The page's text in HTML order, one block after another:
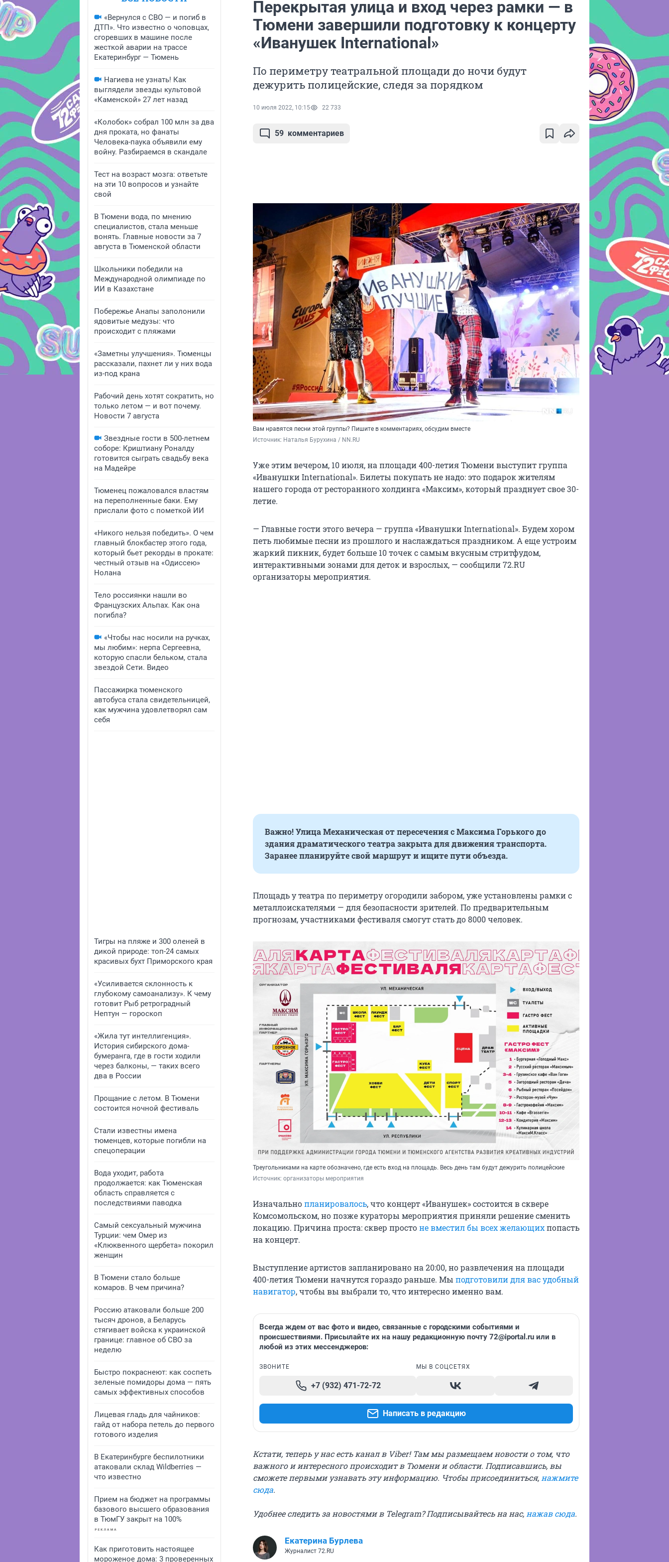
«Вернулся с СВО — и погиб в
ДТП». Что известно о чоповцах,
сгоревших в машине после
жесткой аварии на трассе
Екатеринбург — Тюмень
Нагиева не узнать! Как
выглядели звезды культовой
«Каменской» 27 лет назад
«Колобок» собрал 100 млн за два
дня проката, но фанаты
Человека-паука объявили ему
войну. Разбираемся в скандале
Тест на возраст мозга: ответьте
на эти 10 вопросов и узнайте
свой
В Тюмени вода, по мнению
специалистов, стала меньше
вонять. Главные новости за 7
августа в Тюменской области
Школьники победили на
Международной олимпиаде по
ИИ в Казахстане
Побережье Анапы заполонили
ядовитые медузы: что
происходит с пляжами
«Заметны улучшения». Тюменцы
рассказали, пахнет ли у них вода
из-под крана
Рабочий день хотят сократить, но
только летом — и вот почему.
Новости 7 августа
Звездные гости в 500-летнем
соборе: Криштиану Роналду
готовится сыграть свадьбу века
на Мадейре
Тюменец пожаловался властям
на переполненные баки. Ему
прислали фото с пометкой ИИ
«Никого нельзя победить». О чем
главный блокбастер этого года,
который бьет рекорды в прокате:
честный отзыв на «Одиссею»
Нолана
Тело россиянки нашли во
Французских Альпах. Как она
погибла?
«Чтобы нас носили на ручках,
мы любим»: нерпа Сергеевна,
которую спасли бельком, стала
звездой Сети. Видео
Пассажирка тюменского
автобуса стала свидетельницей,
как мужчина удовлетворял сам
себя
Тигры на пляже и 300 оленей в
дикой природе: топ-24 самых
красивых бухт Приморского края
«Усиливается склонность к
глубокому самоанализу». К чему
готовит Рыб ретроградный
Нептун — гороскоп
«Жила тут интеллигенция».
История сибирского дома-
бумеранга, где в гости ходили
через балконы, — таких всего
два в России
Прощание с летом. В Тюмени
состоится ночной фестиваль
Стали известны имена
тюменцев, которые погибли на
спецоперации
Вода уходит, работа
продолжается: как Тюменская
область справляется с
последствиями паводка
Самый сексуальный мужчина
Турции: чем Омер из
«Клюквенного щербета» покорил
женщин
В Тюмени стало больше
комаров. В чем причина?
Россию атаковали больше 200
тысяч дронов, а Беларусь
стягивает войска к украинской
границе: главное об СВО за
неделю
Быстро покраснеют: как соспеть
зеленые помидоры дома — пять
самых эффективных способов
Лицевая гладь для чайников:
гайд от набора петель до первого
готового изделия
В Екатеринбурге беспилотники
атаковали склад Wildberries —
что известно
Прием на бюджет на программы
базового высшего образования
в ТюмГУ закрыт на 100%
Как приготовить настоящее
мороженое дома: 3 проверенных
Перекрытая улица и вход через рамки — в
Тюмени завершили подготовку к концерту
«Иванушек International»
По периметру театральной площади до ночи будут
дежурить полицейские, следя за порядком
10 июля 2022, 10:15 22 733
59 комментариев
Вам нравятся песни этой группы? Пишите в комментариях, обсудим вместе
Источник: Наталья Бурухина / NN.RU
Уже этим вечером, 10 июля, на площади 400-летия Тюмени выступит группа
«Иванушки International». Билеты покупать не надо: это подарок жителям
нашего города от ресторанного холдинга «Максим», который празднует свое 30-
летие.
— Главные гости этого вечера — группа «Иванушки International». Будем хором
петь любимые песни из прошлого и наслаждаться праздником. А еще устроим
жаркий пикник, будет больше 10 точек с самым вкусным стритфудом,
интерактивными зонами для деток и взрослых, — сообщили 72.RU
организаторы мероприятия.
Важно! Улица Механическая от пересечения с Максима Горького до
здания драматического театра закрыта для движения транспорта.
Заранее планируйте свой маршрут и ищите пути объезда.
Площадь у театра по периметру огородили забором, уже установлены рамки с
металлоискателями — для безопасности зрителей. По предварительным
прогнозам, участниками фестиваля смогут стать до 8000 человек.
Треугольниками на карте обозначено, где есть вход на площадь. Весь день там будут дежурить полицейские
Источник: организаторы мероприятия
Изначальнопланировалось, что концерт «Иванушек» состоится в сквере
Комсомольском, но позже кураторы мероприятия приняли решение сменить
локацию. Причина проста: сквер простоне вместил бы всех желающихпопасть
на концерт.
Выступление артистов запланировано на 20:00, но развлечения на площади
400-летия Тюмени начнутся гораздо раньше. Мы подготовили для вас удобный
навигатор, чтобы вы выбрали то, что интересно именно вам.
Всегда ждем от вас фото и видео, связанные с городскими событиями и
происшествиями. Присылайте их на нашу редакционную почту 72@iportal.ru или в
любой из этих мессенджеров:
ЗВОНИТЕ
+7 (932) 471-72-72
МЫ В СОЦСЕТЯХ
Написать в редакцию
Кстати, теперь у нас есть канал в Viber! Там мы размещаем новости о том, что
важного и интересного происходит в Тюмени и области. Подписавшись, вы
сможете первыми узнавать эту информацию. Чтобы присоединиться, нажмите
сюда.
Удобнее следить за новостями в Telegram? Подписывайтесь на нас, нажав сюда.
Екатерина Бурлева
Журналист 72.RU